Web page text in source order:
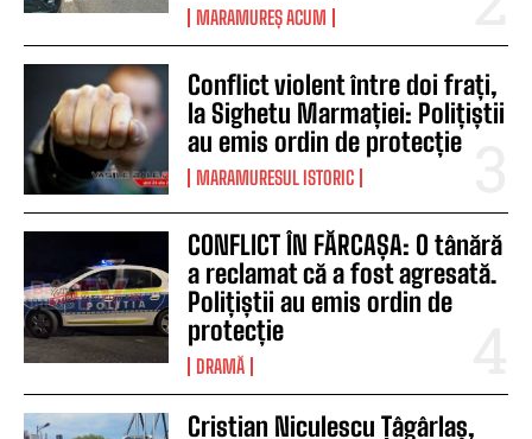
MARAMUREȘ ACUM
Conflict violent între doi frați,
la Sighetu Marmației: Polițiștii
au emis ordin de protecție
MARAMURESUL ISTORIC
CONFLICT ÎN FĂRCAȘA: O tânără
a reclamat că a fost agresată.
Polițiștii au emis ordin de
protecție
DRAMĂ
Cristian Niculescu Țâgârlaș,